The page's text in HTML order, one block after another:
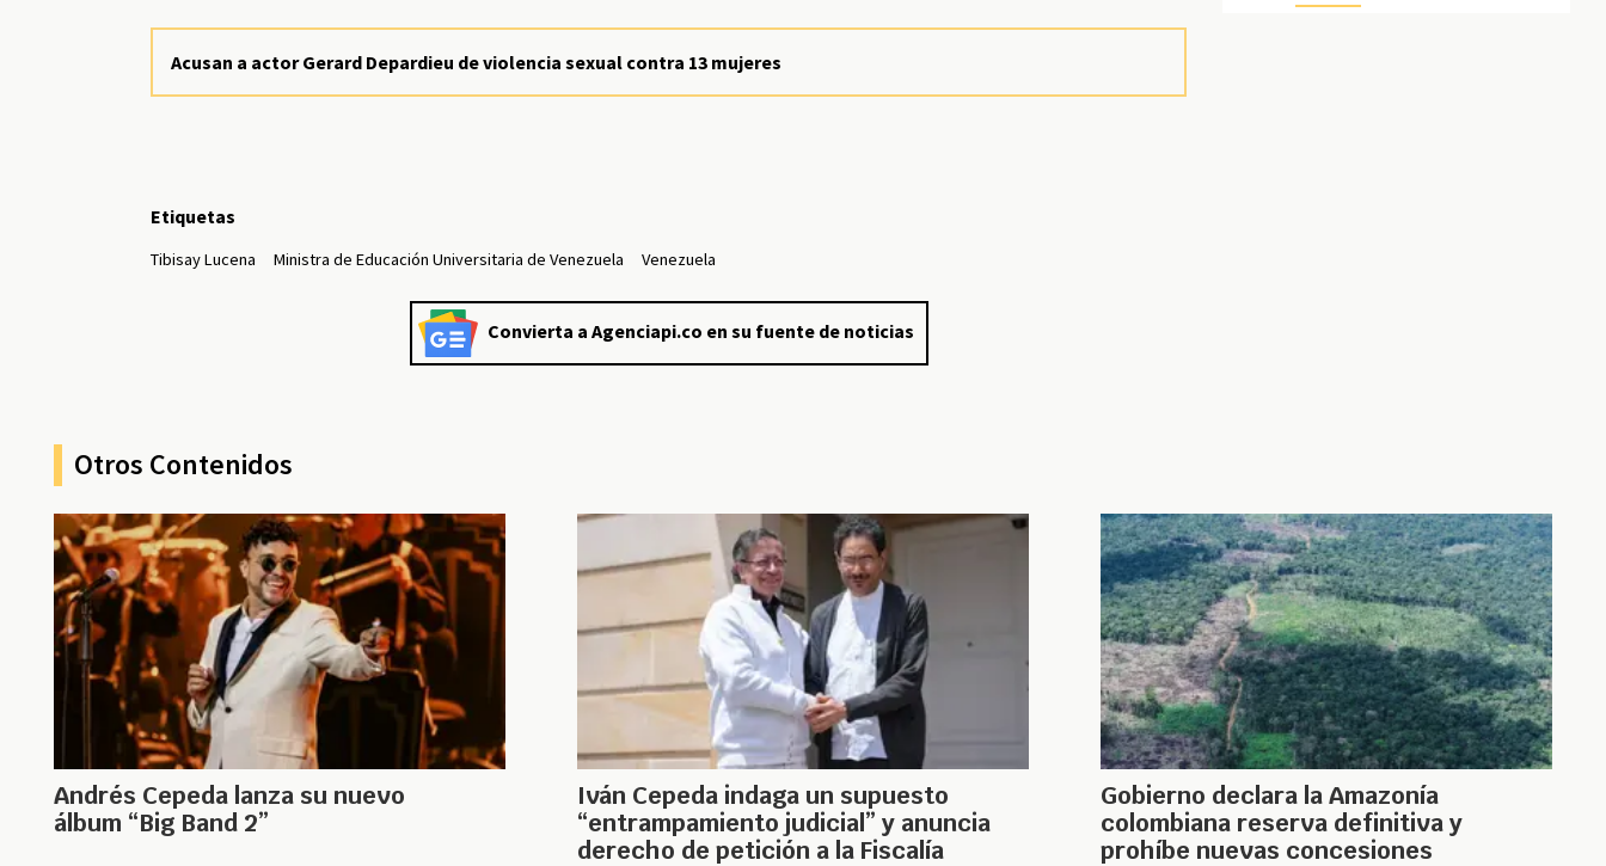
Acusan a actor Gerard Depardieu de violencia sexual contra 13 mujeres
Etiquetas
Tibisay Lucena Ministra de Educación Universitaria de Venezuela Venezuela
Convierta a Agenciapi.co en su fuente de noticias
Otros Contenidos
Andrés Cepeda lanza su nuevo
álbum “Big Band 2”
Iván Cepeda indaga un supuesto
“entrampamiento judicial” y anuncia
derecho de petición a la Fiscalía
Gobierno declara la Amazonía
colombiana reserva definitiva y
prohíbe nuevas concesiones